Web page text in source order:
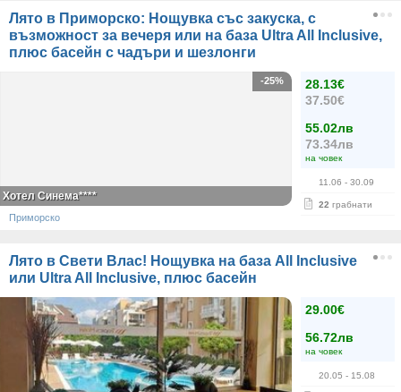
Лято в Приморско: Нощувка със закуска, с
възможност за вечеря или на база Ultra All Inclusive,
плюс басейн с чадъри и шезлонги
28.13€
37.50€
55.02лв
73.34лв
на човек
11.06 - 30.09
22 грабнати
-25%
Хотел Синема****
Приморско
Лято в Свети Влас! Нощувка на база All Inclusive
или Ultra All Inclusive, плюс басейн
29.00€
56.72лв
на човек
20.05 - 15.08